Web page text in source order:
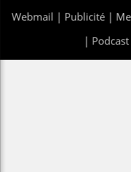
Webmail | Publicité |
| Podcast